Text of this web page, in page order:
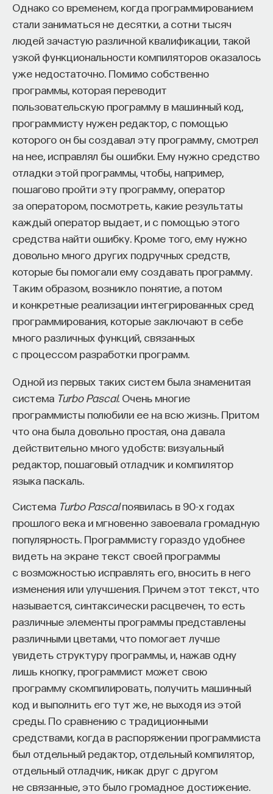
Однако со временем, когда программированием
стали заниматься не десятки, а сотни тысяч
людей зачастую различной квалификации, такой
узкой функциональности компиляторов оказалось
уже недостаточно. Помимо собственно
программы, которая переводит
пользовательскую программу в машинный код,
программисту нужен редактор, с помощью
которого он бы создавал эту программу, смотрел
на нее, исправлял бы ошибки. Ему нужно средство
отладки этой программы, чтобы, например,
пошагово пройти эту программу, оператор
за оператором, посмотреть, какие результаты
каждый оператор выдает, и с помощью этого
средства найти ошибку. Кроме того, ему нужно
довольно много других подручных средств,
которые бы помогали ему создавать программу.
Таким образом, возникло понятие, а потом
и конкретные реализации интегрированных сред
программирования, которые заключают в себе
много различных функций, связанных
с процессом разработки программ.
Одной из первых таких систем была знаменитая
система Turbo Pascal. Очень многие
программисты полюбили ее на всю жизнь. Притом
что она была довольно простая, она давала
действительно много удобств: визуальный
редактор, пошаговый отладчик и компилятор
языка паскаль.
Система Turbo Pascalпоявилась в 90-х годах
прошлого века и мгновенно завоевала громадную
популярность. Программисту гораздо удобнее
видеть на экране текст своей программы
с возможностью исправлять его, вносить в него
изменения или улучшения. Причем этот текст, что
называется, синтаксически расцвечен, то есть
различные элементы программы представлены
различными цветами, что помогает лучше
увидеть структуру программы, и, нажав одну
лишь кнопку, программист может свою
программу скомпилировать, получить машинный
код и выполнить его тут же, не выходя из этой
среды. По сравнению с традиционными
средствами, когда в распоряжении программиста
был отдельный редактор, отдельный компилятор,
отдельный отладчик, никак друг с другом
не связанные, это было громадное достижение.
возник Бирмингемский центр культурных (или, как
по-русски еще иногда называют, культуральных)
исследований. В 1960-х годах его руководителем
стал известный интеллектуал Стюарт Холл,
и их логика с массовой культурой несколько
отличалась от того, что предлагали до этого
медиаисследователи или журналисты. Они
говорили о том, что массовый человек постоянно
находится в окружении каких-то
информационных поводов или форматов,
в которые упакована информация. Это книги,
фильмы, комиксы, мультфильмы — все что угодно.
И, собственно, габитус, идентичность этого
массового человека формируется исходя из тех
форматов, которые он употребляет.
Поскольку большие классические гуманитарные
науки довольно редко обращают внимание на то,
из чего состоит массовая культура, эти
специалисты по культурным исследованиям
предложили посмотреть на это внимательнее как
раз для того, чтобы понять, что такое
форматы информации присваиваются людьми
для того, чтобы они оформили свое
представление об окружающем мире, горизонт
этих представлений и так далее. Мы сейчас
должны осознавать, что с 1960–1970-х годов
прошло довольно много времени, понятие
«медиа», по сути, уже распалось, и мы сейчас
не можем сказать, что существуем в мире,
в котором транслируются разные медиаформаты
и существуют разные каналы передачи
информации. С точки зрения известного
теоретика, исследователя цифровой культуры
и в прошлом в какой-то степени исследователя
медиакультуры Льва Мановича, мы вообще
существуем в мире, где для медиа места
не осталось. Мы существуем в мире, где
существует разного рода цифровой контент, где
есть разного рода данные, где по-прежнему
сохраняются какие-то знакомые форматы, где
существует программное обеспечение или то,
что он любит называть софтом, и этот софт
создает некоторые сценарии моделирования,
проектирования, редактирования, расшаривания
медиа. Но за всем этим стоит не что иное, как
цифровой код. И именно понимание того, что